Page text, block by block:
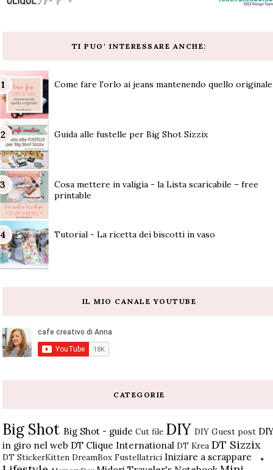
TI PUO' INTERESSARE ANCHE:
Come fare l'orlo ai jeans mantenendo quello originale
Guida alle fustelle per Big Shot Sizzix
Cosa mettere in valigia - la Lista scaricabile – free
printable
Tutorial - La ricetta dei biscotti in vaso
IL MIO CANALE YOUTUBE
CATEGORIE
Big Shot Big Shot - guide Cut file DIY DIY Guest post
in giro nel web DT Clique International DT Krea DT Sizzix
DT StickerKitten DreamBox Fustellatrici Iniziare a scrappare